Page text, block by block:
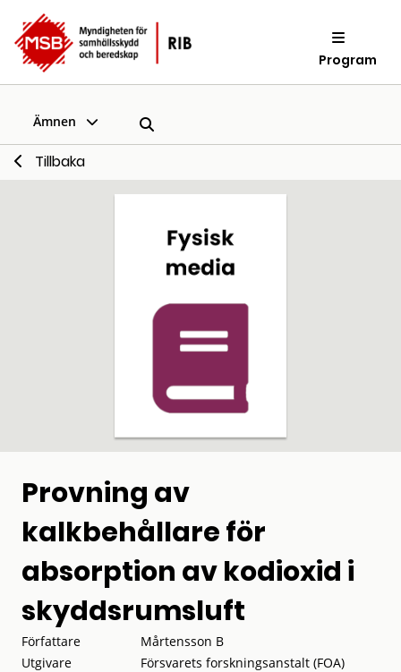
Program
Ämnen
Tillbaka
Provning av
kalkbehållare för
absorption av kodioxid i
skyddsrumsluft
Författare
Mårtensson B
Utgivare
Försvarets forskningsanstalt (FOA)